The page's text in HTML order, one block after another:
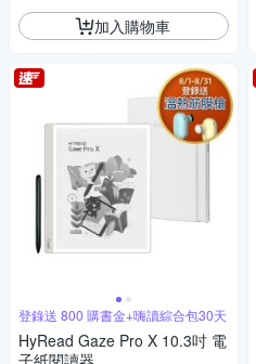
加入購物車
登錄送 800 購書金+嗨讀綜合包30天
HyRead Gaze Pro X 10.3吋 電